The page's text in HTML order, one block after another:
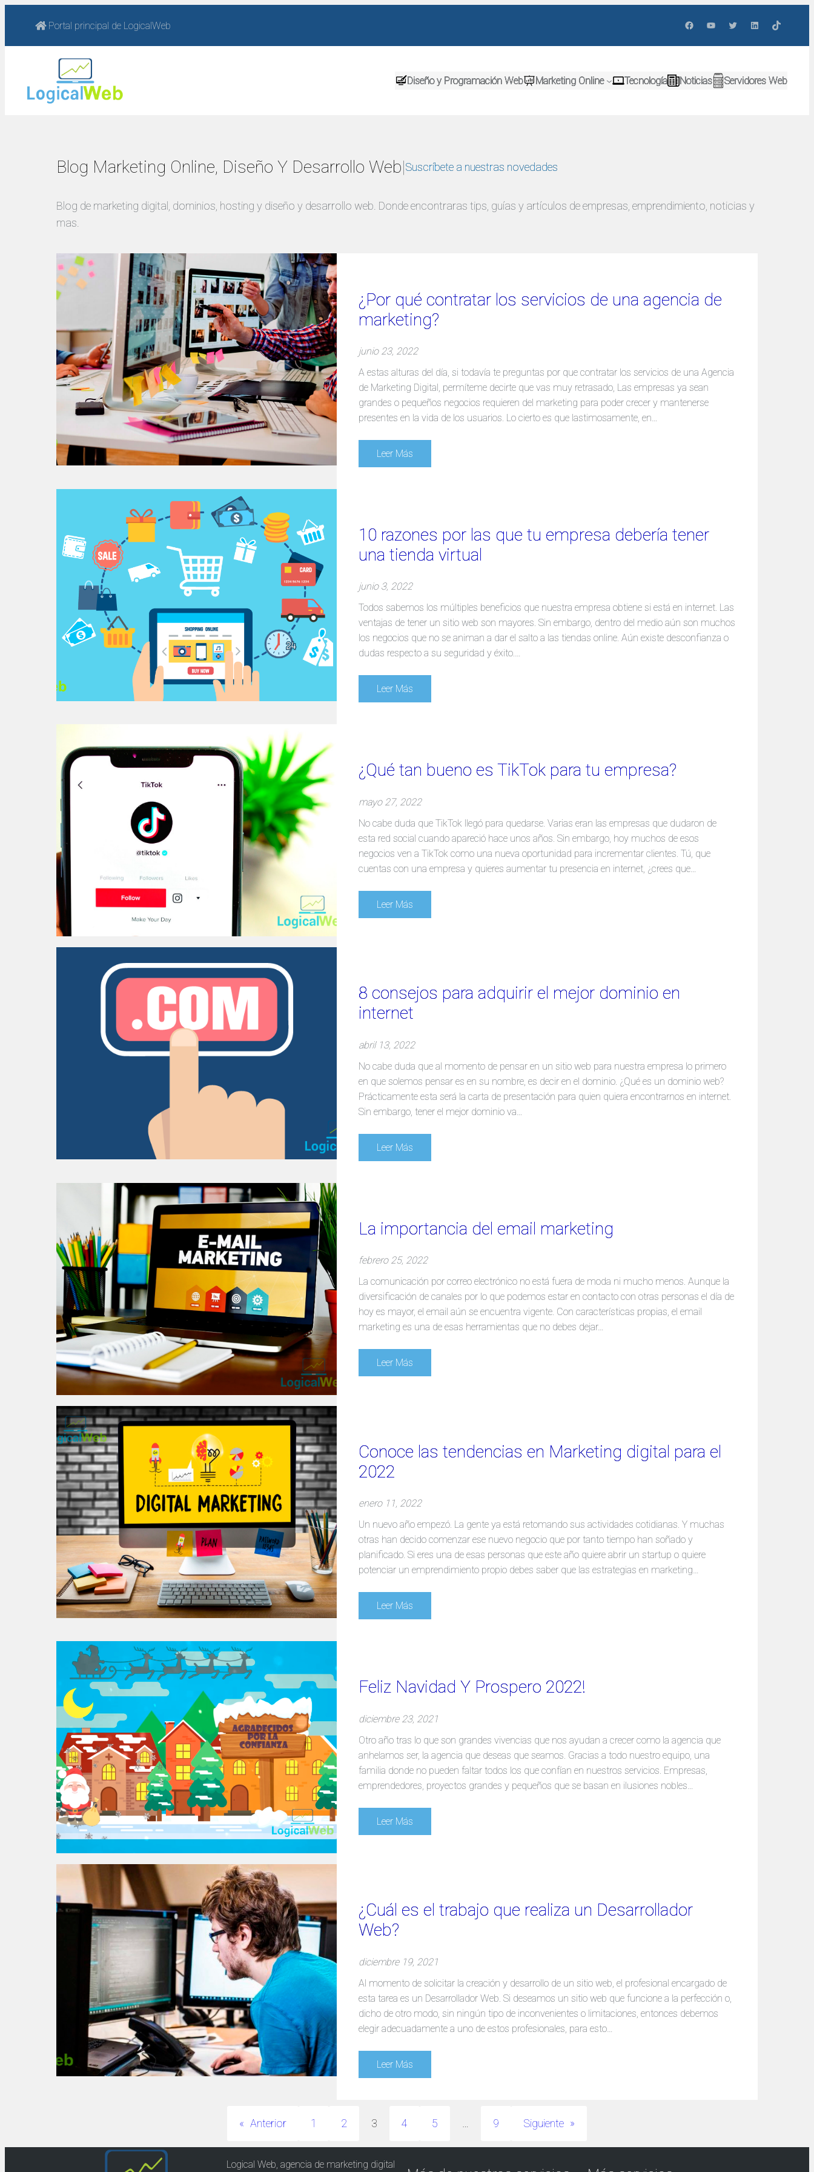
Portal principal de LogicalWeb FacebookYouTubeTwitterLinkedInTikTok
Diseño y Programación Web Marketing Online Tecnología Noticias Servidores Web
Blog Marketing Online, Diseño Y Desarrollo Web|Suscríbete a nuestras novedades
Blog de marketing digital, dominios, hosting y diseño y desarrollo web. Donde encontraras tips, guías y artículos de empresas, emprendimiento, noticias y
mas.
¿Por qué contratar los servicios de una agencia de
marketing?
junio 23, 2022
A estas alturas del día, si todavía te preguntas por que contratar los servicios de una Agencia
de Marketing Digital, permíteme decirte que vas muy retrasado, Las empresas ya sean
grandes o pequeños negocios requieren del marketing para poder crecer y mantenerse
presentes en la vida de los usuarios. Lo cierto es que lastimosamente, en…
Leer Más
10 razones por las que tu empresa debería tener
una tienda virtual
junio 3, 2022
Todos sabemos los múltiples beneficios que nuestra empresa obtiene si está en internet. Las
ventajas de tener un sitio web son mayores. Sin embargo, dentro del medio aún son muchos
los negocios que no se animan a dar el salto a las tiendas online. Aún existe desconfianza o
dudas respecto a su seguridad y éxito.…
Leer Más
¿Qué tan bueno es TikTok para tu empresa?
mayo 27, 2022
No cabe duda que TikTok llegó para quedarse. Varias eran las empresas que dudaron de
esta red social cuando apareció hace unos años. Sin embargo, hoy muchos de esos
negocios ven a TikTok como una nueva oportunidad para incrementar clientes. Tú, que
cuentas con una empresa y quieres aumentar tu presencia en internet, ¿crees que…
Leer Más
8 consejos para adquirir el mejor dominio en
internet
abril 13, 2022
No cabe duda que al momento de pensar en un sitio web para nuestra empresa lo primero
en que solemos pensar es en su nombre, es decir en el dominio. ¿Qué es un dominio web?
Prácticamente esta será la carta de presentación para quien quiera encontrarnos en internet.
Sin embargo, tener el mejor dominio va…
Leer Más
La importancia del email marketing
febrero 25, 2022
La comunicación por correo electrónico no está fuera de moda ni mucho menos. Aunque la
diversificación de canales por lo que podemos estar en contacto con otras personas el día de
hoy es mayor, el email aún se encuentra vigente. Con características propias, el email
marketing es una de esas herramientas que no debes dejar…
Leer Más
Conoce las tendencias en Marketing digital para el
2022
enero 11, 2022
Un nuevo año empezó. La gente ya está retomando sus actividades cotidianas. Y muchas
otras han decido comenzar ese nuevo negocio que por tanto tiempo han soñado y
planificado. Si eres una de esas personas que este año quiere abrir un startup o quiere
potenciar un emprendimiento propio debes saber que las estrategias en marketing…
Leer Más
Feliz Navidad Y Prospero 2022!
diciembre 23, 2021
Otro año tras lo que son grandes vivencias que nos ayudan a crecer como la agencia que
anhelamos ser, la agencia que deseas que seamos. Gracias a todo nuestro equipo, una
familia donde no pueden faltar todos los que confían en nuestros servicios. Empresas,
emprendedores, proyectos grandes y pequeños que se basan en ilusiones nobles…
Leer Más
¿Cuál es el trabajo que realiza un Desarrollador
Web?
diciembre 19, 2021
Al momento de solicitar la creación y desarrollo de un sitio web, el profesional encargado de
esta tarea es un Desarrollador Web. Si deseamos un sitio web que funcione a la perfección o,
dicho de otro modo, sin ningún tipo de inconvenientes o limitaciones, entonces debemos
elegir adecuadamente a uno de estos profesionales, para esto…
Leer Más
« Anterior 1 2 3 4 5 9 Siguiente »
Logical Web, agencia de marketing digital